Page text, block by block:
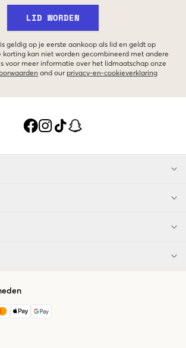
LID WORDEN
geldig op je eerste aankoop als lid en geldt op
korting kan niet worden gecombineerd met andere
voor meer informatie over het lidmaatschap onze
and our privacy-en-cookieverklaring